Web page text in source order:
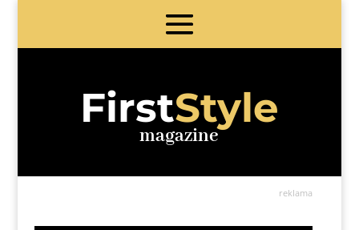
FirstStyle
magazine
reklama